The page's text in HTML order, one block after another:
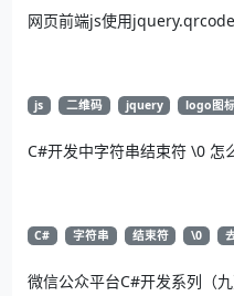
网页前端js使用
js 二维码 jquery logo图
C#开发中字符串结束符 \0 怎
C# 字符串 结束符 \0
微信公众平台C#开发系列（